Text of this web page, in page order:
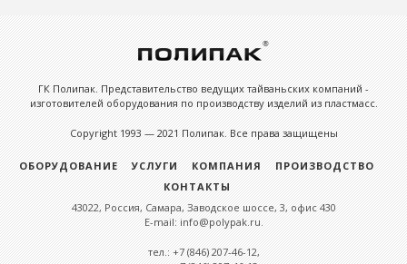
ГК Полипак. Представительство ведущих тайваньских компаний -
изготовителей оборудования по производству изделий из пластмасс.
Copyright 1993 — 2021 Полипак. Все права защищены
ОБОРУДОВАНИЕ УСЛУГИ КОМПАНИЯ
ПРОИЗВОДСТВО
КОНТАКТЫ
43022, Россия, Самара, Заводское шоссе, 3, офис 430
E-mail: info@polypak.ru.
тел.: +7 (846) 207-46-12,